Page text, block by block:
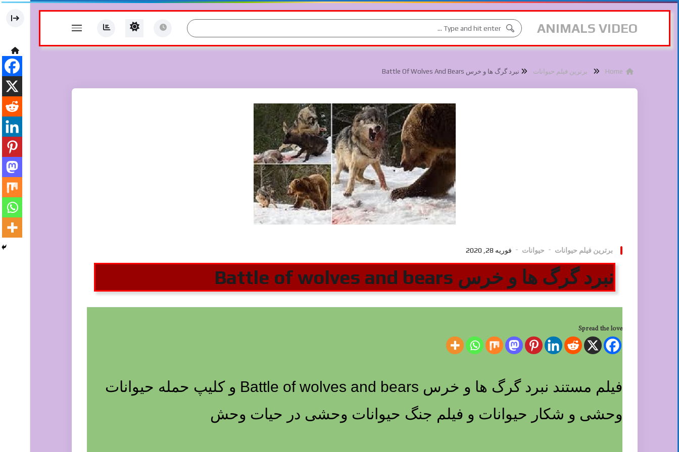
ANIMALS VIDEO
برترین فیلم حیوانات نبرد گرگ ها و خرس Battle Of Wolves And Bears
برترین فیلم حیوانات حیوانات فوریه 28, 2020
نبرد گرگ ها و خرس Battle of wolves and bears
Spread the love
فیلم مستند نبرد گرگ ها و خرس Battle of wolves and bears و کلیپ حمله حیوانات
وحشی و شکار حیوانات و فیلم جنگ حیوانات وحشی در حیات وحش